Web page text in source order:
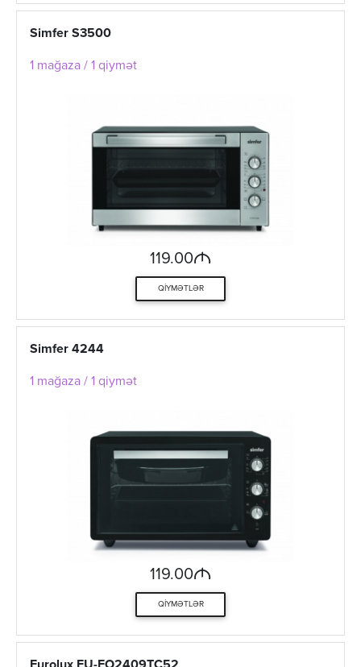
Simfer S3500
1 mağaza / 1 qiymət
119.00M
QIYMƏTLƏR
Simfer 4244
1 mağaza / 1 qiymət
119.00M
QIYMƏTLƏR